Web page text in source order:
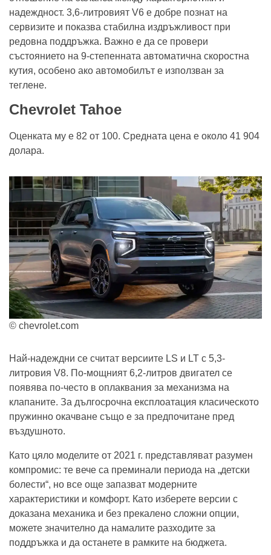
надеждност. 3,6-литровият V6 е добре познат на
сервизите и показва стабилна издръжливост при
редовна поддръжка. Важно е да се провери
състоянието на 9-степенната автоматична скоростна
кутия, особено ако автомобилът е използван за
теглене.
Chevrolet Tahoe
Оценката му е 82 от 100. Средната цена е около 41 904
долара.
© chevrolet.com
Най-надеждни се считат версиите LS и LT с 5,3-
литровия V8. По-мощният 6,2-литров двигател се
появява по-често в оплаквания за механизма на
клапаните. За дългосрочна експлоатация класическото
пружинно окачване също е за предпочитане пред
въздушното.
Като цяло моделите от 2021 г. представляват разумен
компромис: те вече са преминали периода на „детски
болести“, но все още запазват модерните
характеристики и комфорт. Като изберете версии с
доказана механика и без прекалено сложни опции,
можете значително да намалите разходите за
поддръжка и да останете в рамките на бюджета.